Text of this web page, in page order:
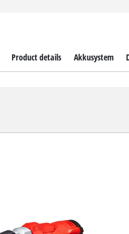
Product details Akkusystem